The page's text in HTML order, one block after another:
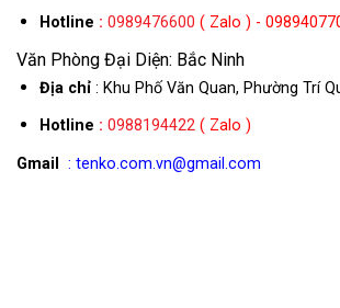
Hotline : 0989476600 ( Zalo ) -
Văn Phòng Đại Diện: Bắc Ninh
Địa chỉ: Khu Phố Văn Quan, Phường Trí
Hotline : 0988194422( Zalo )
Gmail : tenko.com.vn@gmail.com